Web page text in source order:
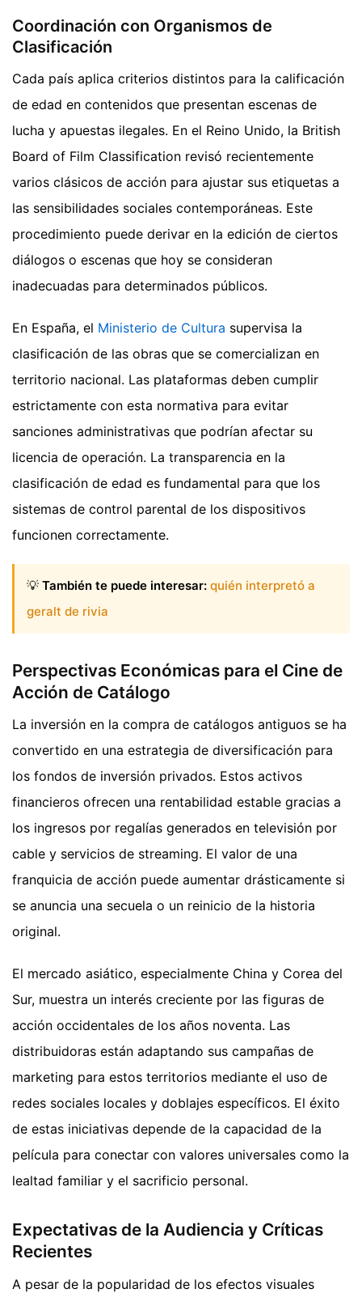
Coordinación con Organismos de
Clasificación
Cada país aplica criterios distintos para la calificación
de edad en contenidos que presentan escenas de
lucha y apuestas ilegales. En el Reino Unido, la British
Board of Film Classification revisó recientemente
varios clásicos de acción para ajustar sus etiquetas a
las sensibilidades sociales contemporáneas. Este
procedimiento puede derivar en la edición de ciertos
diálogos o escenas que hoy se consideran
inadecuadas para determinados públicos.
En España, el Ministerio de Cultura supervisa la
clasificación de las obras que se comercializan en
territorio nacional. Las plataformas deben cumplir
estrictamente con esta normativa para evitar
sanciones administrativas que podrían afectar su
licencia de operación. La transparencia en la
clasificación de edad es fundamental para que los
sistemas de control parental de los dispositivos
funcionen correctamente.
💡 También te puede interesar: quién interpretó a
geralt de rivia
Perspectivas Económicas para el Cine de
Acción de Catálogo
La inversión en la compra de catálogos antiguos se ha
convertido en una estrategia de diversificación para
los fondos de inversión privados. Estos activos
financieros ofrecen una rentabilidad estable gracias a
los ingresos por regalías generados en televisión por
cable y servicios de streaming. El valor de una
franquicia de acción puede aumentar drásticamente si
se anuncia una secuela o un reinicio de la historia
original.
El mercado asiático, especialmente China y Corea del
Sur, muestra un interés creciente por las figuras de
acción occidentales de los años noventa. Las
distribuidoras están adaptando sus campañas de
marketing para estos territorios mediante el uso de
redes sociales locales y doblajes específicos. El éxito
de estas iniciativas depende de la capacidad de la
película para conectar con valores universales como la
lealtad familiar y el sacrificio personal.
Expectativas de la Audiencia y Críticas
Recientes
A pesar de la popularidad de los efectos visuales